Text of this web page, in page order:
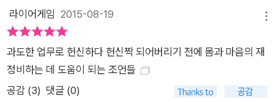
시 일으켜 세우는 단계, 마지막으로 일에 대한 근본적인 관계 변
화와 시간에 대한 새로운 인식을 바탕으로 다시금 일터에서 자신
의 삶을 펼쳐나가되 또다시 추락하지 않도록 자신을 보호하는 단
계. 이러한 흐름을 밟아나가는 가운데 저자가 상담을 했던 다양한
무 기력을 회복할 수 있었는지에 초점을 맞추어 다양한 사례를 보
라이어게임 2015-08-19
과도한 업무로 헌신하다 헌신짝 되어버리기 전에 몸과 마음의 재
정비하는 데 도움이 되는 조언들
공감 (3) 댓글 (0)